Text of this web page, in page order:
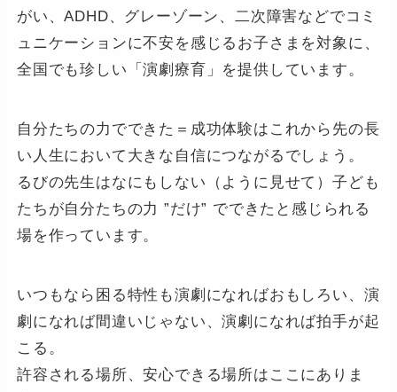
がい、ADHD、グレーゾーン、二次障害などでコミ
ュニケーションに不安を感じるお子さまを対象に、
全国でも珍しい「演劇療育」を提供しています。
自分たちの力でできた＝成功体験はこれから先の長
い人生において大きな自信につながるでしょう。
るびの先生はなにもしない（ように見せて）子ども
たちが自分たちの力 ”だけ” でできたと感じられる
場を作っています。
いつもなら困る特性も演劇になればおもしろい、演
劇になれば間違いじゃない、演劇になれば拍手が起
こる。
許容される場所、安心できる場所はここにありま